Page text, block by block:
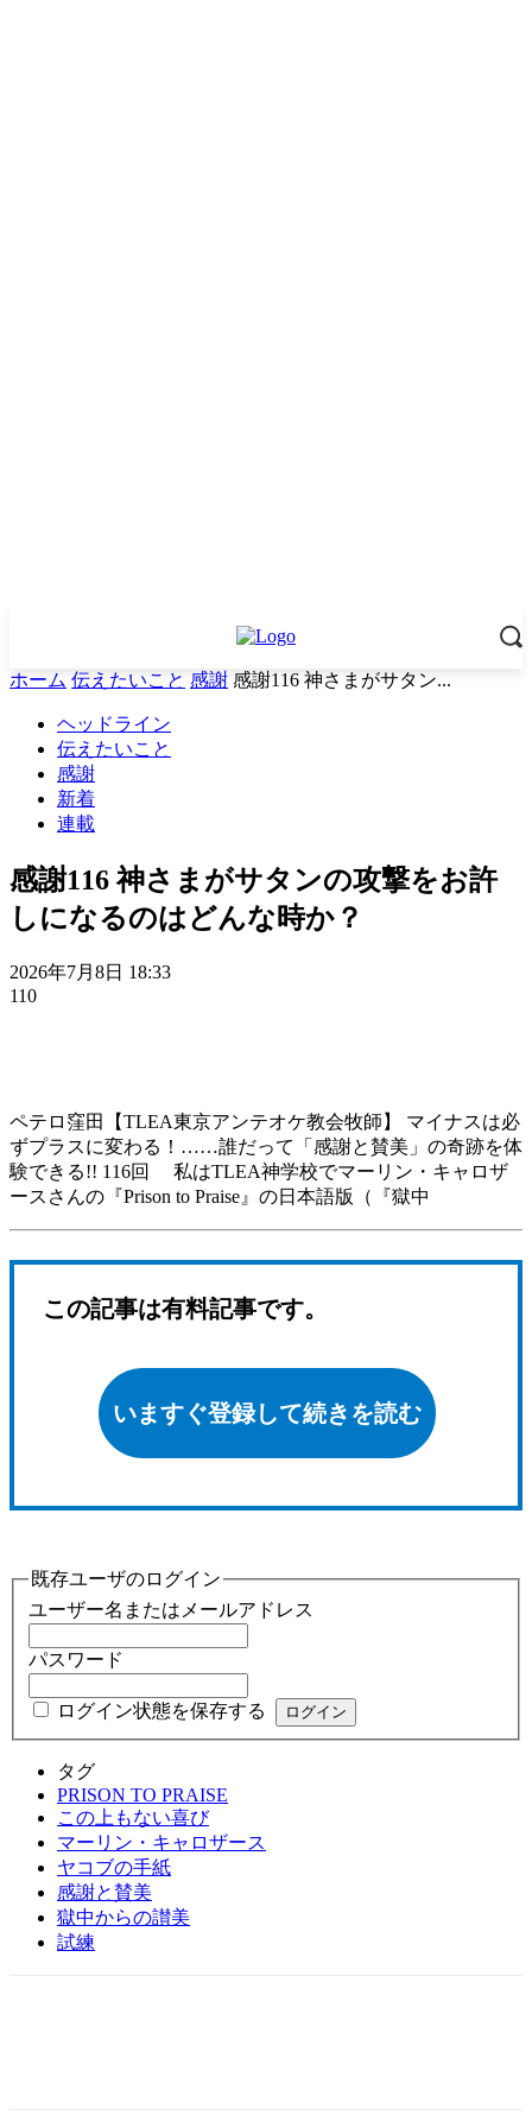
ホーム 伝えたいこと 感謝 感謝116 神さまがサタン...
ヘッドライン
伝えたいこと
感謝
新着
連載
感謝116 神さまがサタンの攻撃をお許
しになるのはどんな時か？
2026年7月8日 18:33
110
ペテロ窪田【TLEA東京アンテオケ教会牧師】 マイナスは必
ずプラスに変わる！……誰だって「感謝と賛美」の奇跡を体
験できる!! 116回 私はTLEA神学校でマーリン・キャロザ
ースさんの『Prison to Praise』の日本語版（『獄中
この記事は有料記事です。
いますぐ登録して続きを読む
既存ユーザのログイン
ユーザー名またはメールアドレス
パスワード
ログイン状態を保存する
タグ
PRISON TO PRAISE
この上もない喜び
マーリン・キャロザース
ヤコブの手紙
感謝と賛美
獄中からの讃美
試練